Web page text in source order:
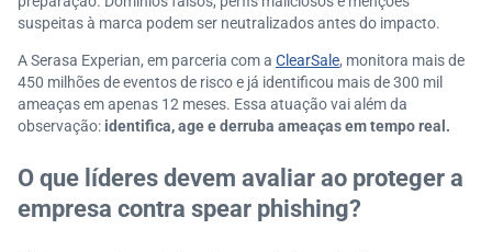
suspeitas à marca podem ser neutralizados antes do impacto.
A Serasa Experian, em parceria com a ClearSale, monitora mais de
450 milhões de eventos de risco e já identificou mais de 300 mil
ameaças em apenas 12 meses. Essa atuação vai além da
observação: identifica, age e derruba ameaças em tempo real.
O que líderes devem avaliar ao proteger a
empresa contra spear phishing?